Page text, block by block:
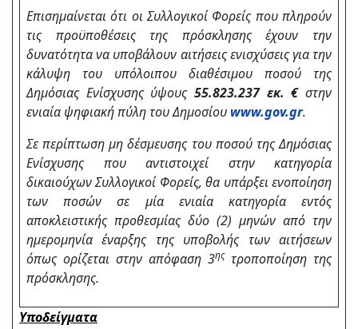
Επισημαίνεται ότι οι Συλλογικοί Φορείς που πληρούν
τις προϋποθέσεις της πρόσκλησης έχουν την
δυνατότητα να υποβάλουν αιτήσεις ενισχύσεις για την
κάλυψη του υπόλοιπου διαθέσιμου ποσού της
Δημόσιας Ενίσχυσης ύψους 55.823.237 εκ. €στην
ενιαία ψηφιακή πύλη του Δημοσίου www.gov.gr.
Σε περίπτωση μη δέσμευσης του ποσού της Δημόσιας
Ενίσχυσης που αντιστοιχεί στην κατηγορία
δικαιούχων Συλλογικοί Φορείς, θα υπάρξει ενοποίηση
των ποσών σε μία ενιαία κατηγορία εντός
αποκλειστικής προθεσμίας δύο (2) μηνών από την
ημερομηνία έναρξης της υποβολής των αιτήσεων
όπως ορίζεται στην απόφαση 3ηςτροποποίηση της
πρόσκλησης.
Υποδείγματα